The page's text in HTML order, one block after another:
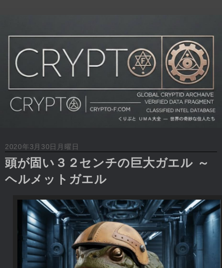
2020年3月30日月曜日
頭が固い３２センチの巨大ガエル ～
ヘルメットガエル